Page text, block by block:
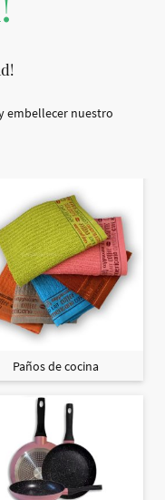
embellecer nuestro
Paños de cocina